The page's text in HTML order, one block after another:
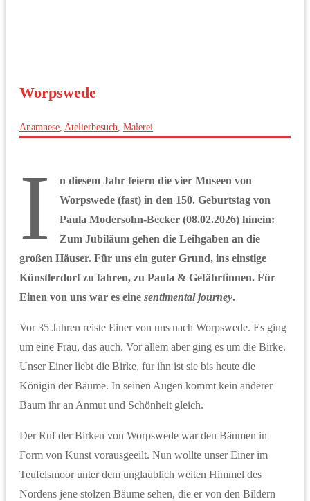
Worpswede
Anamnese, Atelierbesuch, Malerei
I
n diesem Jahr feiern die vier Museen von
Worpswede (fast) in den 150. Geburtstag von
Paula Modersohn-Becker (08.02.2026) hinein:
Zum Jubiläum gehen die Leihgaben an die
großen Häuser. Für uns ein guter Grund, ins einstige
Künstlerdorf zu fahren, zu Paula & Gefährtinnen. Für
Einen von uns war es eine sentimental journey.
Vor 35 Jahren reiste Einer von uns nach Worpswede. Es ging
um eine Frau, das auch. Vor allem aber ging es um die Birke.
Unser Einer liebt die Birke, für ihn ist sie bis heute die
Königin der Bäume. In seinen Augen kommt kein anderer
Baum ihr an Anmut und Schönheit gleich.
Der Ruf der Birken von Worpswede war den Bäumen in
Form von Kunst vorausgeeilt. Nun wollte unser Einer im
Teufelsmoor unter dem unglaublich weiten Himmel des
Nordens jene stolzen Bäume sehen, die er von den Bildern